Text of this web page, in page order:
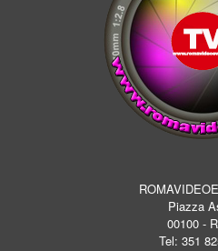
Piazza
00100 -
Tel: 351